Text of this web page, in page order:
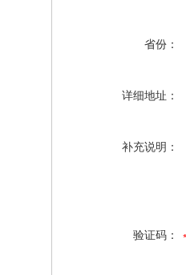
省份：
详细地址：
补充说明：
验证码：